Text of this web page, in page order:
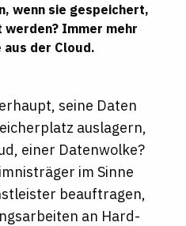
wenn sie gespeichert,
Immer mehr
der Cloud.
seine Daten
auslagern,
einer Datenwolke?
im Sinne
beauftragen,
an Hard-